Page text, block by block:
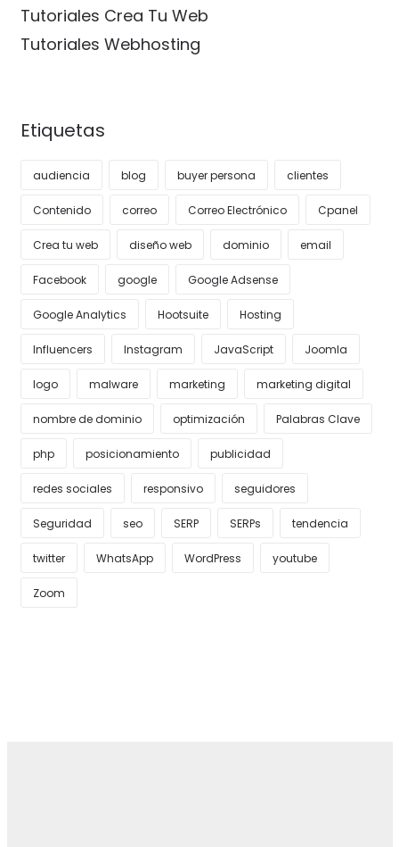
Tutoriales Crea Tu Web
Tutoriales Webhosting
Etiquetas
audiencia blog buyer persona clientes
Contenido correo Correo Electrónico Cpanel
Crea tu web diseño web dominio email
Facebook google Google Adsense
Google Analytics Hootsuite Hosting
Influencers Instagram JavaScript Joomla
logo malware marketing marketing digital
nombre de dominio optimización Palabras Clave
php posicionamiento publicidad
redes sociales responsivo seguidores
Seguridad seo SERP SERPs tendencia
twitter WhatsApp WordPress youtube
Zoom